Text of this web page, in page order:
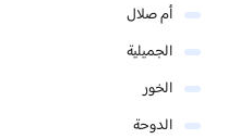
أم صلال
الجميلية
الخور
الدوحة